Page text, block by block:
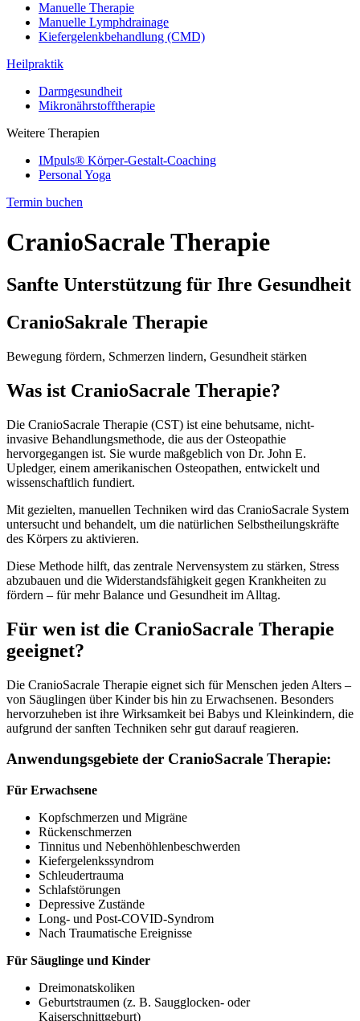
Manuelle Therapie
Manuelle Lymphdrainage
Kiefergelenkbehandlung (CMD)
Heilpraktik
Darmgesundheit
Mikronährstofftherapie
Weitere Therapien
IMpuls® Körper-Gestalt-Coaching
Personal Yoga
Termin buchen
CranioSacrale Therapie
Sanfte Unterstützung für Ihre Gesundheit
CranioSakrale Therapie
Bewegung fördern, Schmerzen lindern, Gesundheit stärken
Was ist CranioSacrale Therapie?
Die CranioSacrale Therapie (CST) ist eine behutsame, nicht-
invasive Behandlungsmethode, die aus der Osteopathie
hervorgegangen ist. Sie wurde maßgeblich von Dr. John E.
Upledger, einem amerikanischen Osteopathen, entwickelt und
wissenschaftlich fundiert.
Mit gezielten, manuellen Techniken wird das CranioSacrale System
untersucht und behandelt, um die natürlichen Selbstheilungskräfte
des Körpers zu aktivieren.
Diese Methode hilft, das zentrale Nervensystem zu stärken, Stress
abzubauen und die Widerstandsfähigkeit gegen Krankheiten zu
fördern – für mehr Balance und Gesundheit im Alltag.
Für wen ist die CranioSacrale Therapie
geeignet?
Die CranioSacrale Therapie eignet sich für Menschen jeden Alters –
von Säuglingen über Kinder bis hin zu Erwachsenen. Besonders
hervorzuheben ist ihre Wirksamkeit bei Babys und Kleinkindern, die
aufgrund der sanften Techniken sehr gut darauf reagieren.
Anwendungsgebiete der CranioSacrale Therapie:
Für Erwachsene
Kopfschmerzen und Migräne
Rückenschmerzen
Tinnitus und Nebenhöhlenbeschwerden
Kiefergelenkssyndrom
Schleudertrauma
Schlafstörungen
Depressive Zustände
Long- und Post-COVID-Syndrom
Nach Traumatische Ereignisse
Für Säuglinge und Kinder
Dreimonatskoliken
Geburtstraumen (z. B. Saugglocken- oder
Kaiserschnittgeburt)